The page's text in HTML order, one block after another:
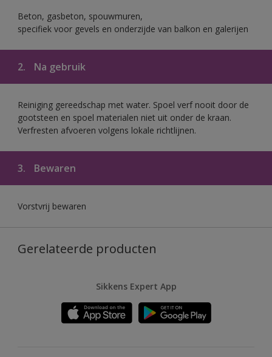
Beton, gasbeton, spouwmuren,
specifiek voor gevels en onderzijde van balkon en galerijen
2. Na gebruik
Reiniging gereedschap met water. Spoel verf nooit door de
gootsteen en spoel materialen niet uit onder de kraan.
Verfresten afvoeren volgens lokale richtlijnen.
3. Bewaren
Vorstvrij bewaren
Gerelateerde producten
Sikkens Expert App